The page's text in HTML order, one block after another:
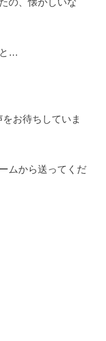
…
お待ちしていま
ムから送ってくだ